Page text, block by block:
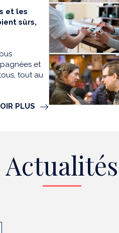
et les
sûrs,
et
tout au
PLUS
Actualités